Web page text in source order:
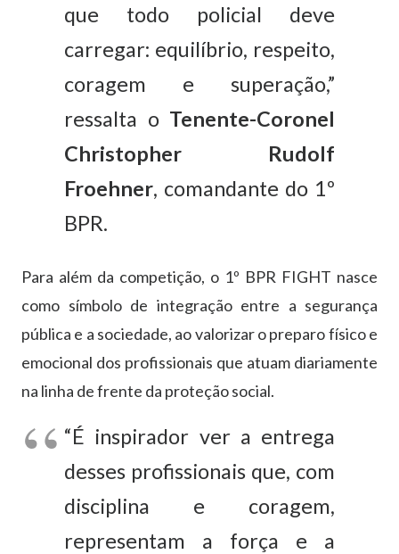
que todo policial deve
carregar: equilíbrio, respeito,
coragem e superação,”
ressalta o Tenente-Coronel
Christopher Rudolf
Froehner, comandante do 1º
BPR.
Para além da competição, o 1º BPR FIGHT nasce
como símbolo de integração entre a segurança
pública e a sociedade, aovalorizaropreparofísicoe
emocional dos profissionais que atuam diariamente
na linha defrente da proteçãosocial.
“É inspirador ver a entrega
desses profissionais que, com
disciplina e coragem,
representam a força e a